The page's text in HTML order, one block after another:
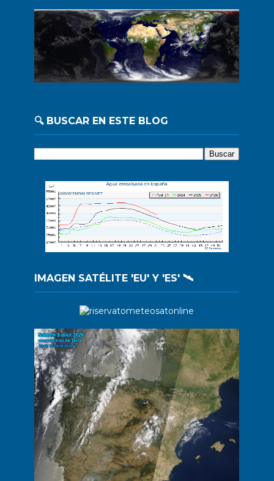
🔍 BUSCAR EN ESTE BLOG
IMAGEN SATÉLITE 'EU' Y 'ES' 🛰️